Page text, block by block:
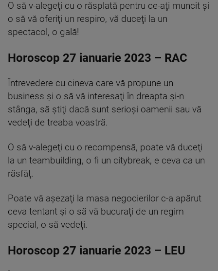
O să v-alegeţi cu o răsplată pentru ce-aţi muncit şi
o să vă oferiţi un respiro, vă duceţi la un
spectacol, o gală!
Horoscop 27 ianuarie 2023 – RAC
Întrevedere cu cineva care vă propune un
business şi o să vă interesaţi în dreapta şi-n
stânga, să ştiţi dacă sunt serioşi oamenii sau vă
vedeţi de treaba voastră.
O să v-alegeţi cu o recompensă, poate vă duceţi
la un teambuilding, o fi un citybreak, e ceva ca un
răsfăţ.
Poate vă aşezaţi la masa negocierilor c-a apărut
ceva tentant şi o să vă bucuraţi de un regim
special, o să vedeţi.
Horoscop 27 ianuarie 2023 – LEU